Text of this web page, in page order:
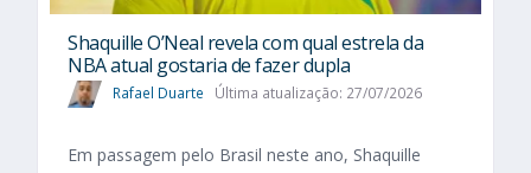
Shaquille O’Neal revela com qual estrela da
NBA atual gostaria de fazer dupla
Rafael Duarte Última atualização: 27/07/2026
Em passagem pelo Brasil neste ano, Shaquille